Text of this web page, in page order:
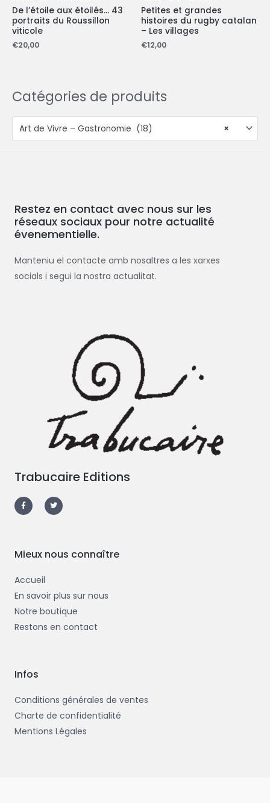
De l’étoile aux étoilés… 43
portraits du Roussillon
viticole
€20,00
Petites et grandes
histoires du rugby catalan
– Les villages
€12,00
Catégories de produits
×
Art de Vivre – Gastronomie (18)
Restez en contact avec nous sur les
réseaux sociaux pour notre actualité
évenementielle.
Manteniu el contacte amb nosaltres a les xarxes
socials i segui la nostra actualitat.
Trabucaire Editions
a
c
e
-
f
w
i
t
Mieux nous connaître
Accueil
En savoir plus sur nous
Notre boutique
Restons en contact
Infos
Conditions générales de ventes
Charte de confidentialité
Mentions Légales